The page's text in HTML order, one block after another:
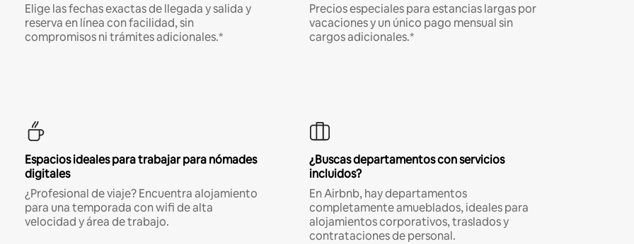
Elige las fechas exactas de llegada y salida y
reserva en línea con facilidad, sin
compromisos ni trámites adicionales.*
Precios especiales para estancias largas por
vacaciones y un único pago mensual sin
cargos adicionales.*
Espacios ideales para trabajar para nómades
digitales
¿Profesional de viaje? Encuentra alojamiento
para una temporada con wifi de alta
velocidad y área de trabajo.
¿Buscas departamentos con servicios
incluidos?
En Airbnb, hay departamentos
completamente amueblados, ideales para
alojamientos corporativos, traslados y
contrataciones de personal.